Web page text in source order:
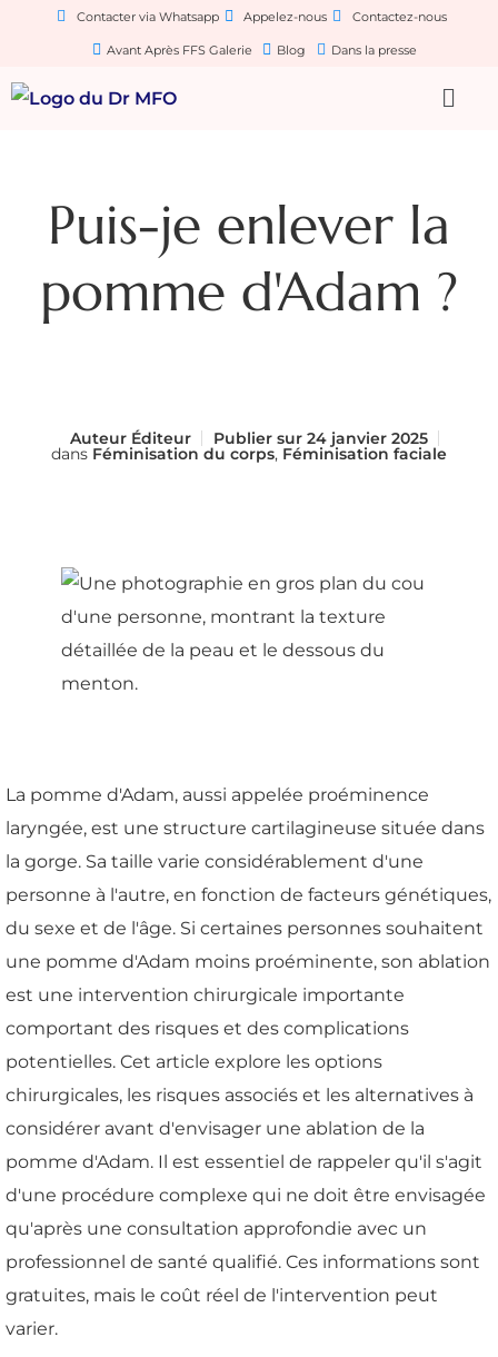
Contacter via Whatsapp Appelez-nous Contactez-nous
Avant Après FFS Galerie Blog Dans la presse
Puis-je enlever la
pomme d'Adam ?
Auteur Éditeur Publier sur 24 janvier 2025
dans Féminisation du corps, Féminisation faciale
La pomme d'Adam, aussi appelée proéminence
laryngée, est une structure cartilagineuse située dans
la gorge. Sa taille varie considérablement d'une
personne à l'autre, en fonction de facteurs génétiques,
du sexe et de l'âge. Si certaines personnes souhaitent
une pomme d'Adam moins proéminente, son ablation
est une intervention chirurgicale importante
comportant des risques et des complications
potentielles. Cet article explore les options
chirurgicales, les risques associés et les alternatives à
considérer avant d'envisager une ablation de la
pomme d'Adam. Il est essentiel de rappeler qu'il s'agit
d'une procédure complexe qui ne doit être envisagée
qu'après une consultation approfondie avec un
professionnel de santé qualifié. Ces informations sont
gratuites, mais le coût réel de l'intervention peut
varier.